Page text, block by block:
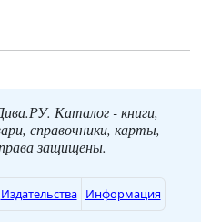
Каталог - книги,
справочники, карты,
защищены.
Издательства Информация